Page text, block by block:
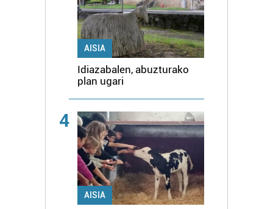
AISIA
Idiazabalen, abuzturako
plan ugari
4
AISIA